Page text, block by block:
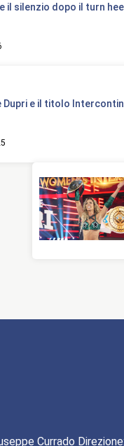
il silenzio dopo il turn
Dupri e il titolo
Currado